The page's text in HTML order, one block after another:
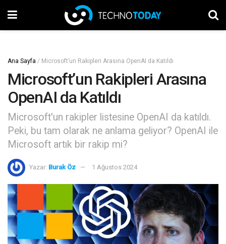
Ana Sayfa / Microsoft’un Rakipleri Arasına OpenAI da Katıldı
Microsoft’un Rakipleri Arasına
OpenAI da Katıldı
Microsoft'un rakipler listesine OpenAI da katıldı.
Peki, bu tam olarak ne anlama geliyor? OpenAI ile
Microsoft artık bir rakip mi?
Yazar: Burak Öz 1 Ağustos 2024